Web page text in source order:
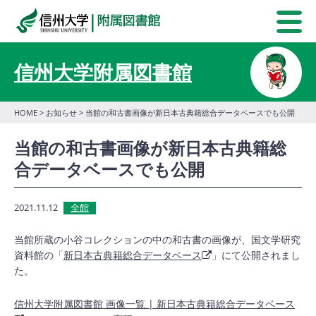
信州大学附属図書館
HOME > お知らせ > 当館の和古書画像が新日本古典籍総合データベースでも公開
当館の和古書画像が新日本古典籍総
合データベースでも公開
2021.11.12 全館
当館所蔵の小谷コレクションの中の和古書の画像が、国文学研究
資料館の「新日本古典籍総合データベース
」にて公開されまし
た。
信州大学附属図書館 画像一覧 | 新日本古典籍総合データベース